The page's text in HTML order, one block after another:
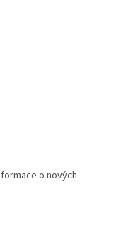
o nových